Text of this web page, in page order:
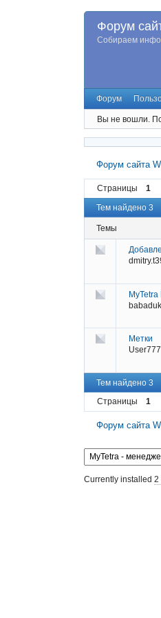
Форум
Собираем
Форум
Вы не вошли.
Форум сайта
Страницы
1
Тем найдено 3
Темы
babaduk
Метки
User777
Тем найдено 3
Страницы
1
Форум сайта
Currently installed 2